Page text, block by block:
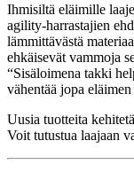
Ihmisiltä eläimille
agility-harrastajien
lämmittävästä
ehkäisevät vammoja
“Sisäloimena takki
vähentää jopa
Uusia tuotteita
Voit tutustua laajaan